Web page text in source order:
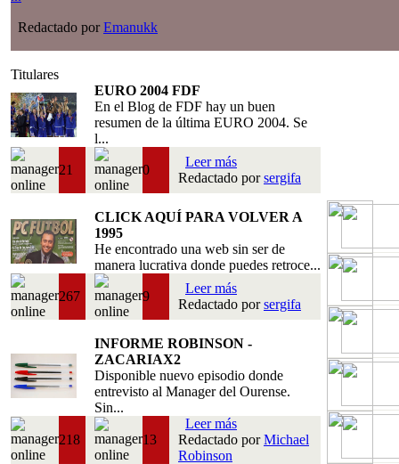
Redactado porEmanukk
Titulares
EURO 2004 FDF
En el Blog de FDF hay un buen
resumen de la última EURO 2004. Se
l...
21 0
Leer más
Redactado porsergifa
CLICK AQUÍ PARA VOLVER A
1995
He encontrado una web sin ser de
manera lucrativa donde puedes retroce...
267 9
Leer más
Redactado porsergifa
INFORME ROBINSON -
ZACARIAX2
Disponible nuevo episodio donde
entrevisto al Manager del Ourense.
Sin...
218 13
Leer más
Redactado porMichael
Robinson